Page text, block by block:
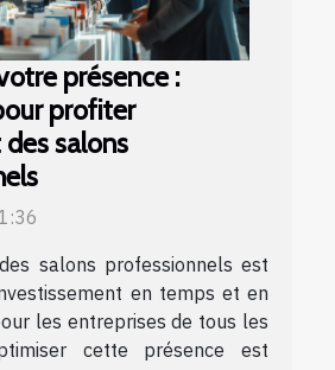
présence :
profiter
salons
salons professionnels est
en temps et en
les entreprises de tous les
cette présence est